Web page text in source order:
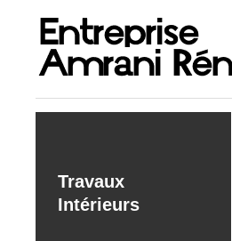
Travaux
Intérieurs